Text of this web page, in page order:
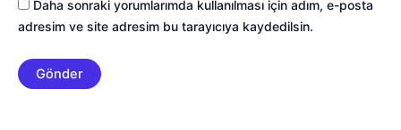
Daha sonraki yorumlarımda kullanılması için adım, e-posta
adresim ve site adresim bu tarayıcıya kaydedilsin.